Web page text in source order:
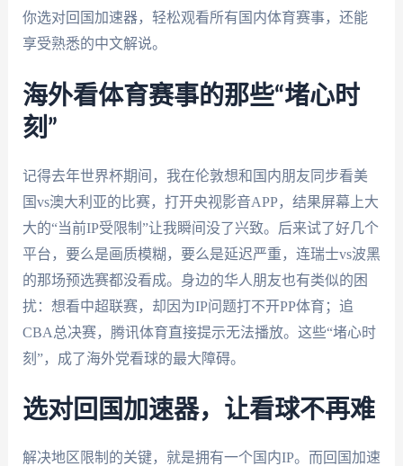
你选对回国加速器，轻松观看所有国内体育赛事，还能
享受熟悉的中文解说。
海外看体育赛事的那些“堵心时
刻”
记得去年世界杯期间，我在伦敦想和国内朋友同步看美
国vs澳大利亚的比赛，打开央视影音APP，结果屏幕上大
大的“当前IP受限制”让我瞬间没了兴致。后来试了好几个
平台，要么是画质模糊，要么是延迟严重，连瑞士vs波黑
的那场预选赛都没看成。身边的华人朋友也有类似的困
扰：想看中超联赛，却因为IP问题打不开PP体育；追
CBA总决赛，腾讯体育直接提示无法播放。这些“堵心时
刻”，成了海外党看球的最大障碍。
选对回国加速器，让看球不再难
解决地区限制的关键，就是拥有一个国内IP。而回国加速